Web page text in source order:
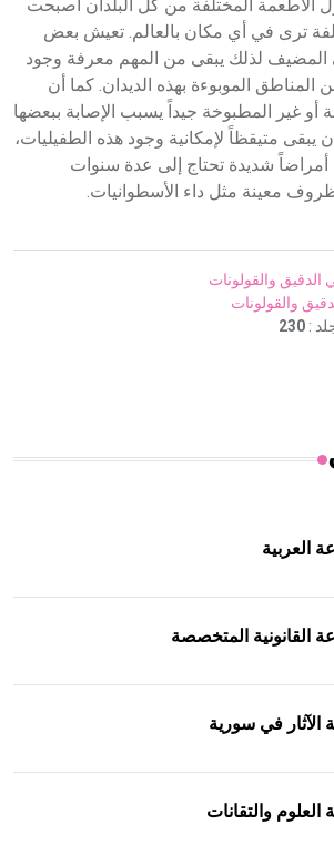
الأطعمة المختلفة من كل البلدان أصبحت
ترى في أي مكان بالعالم. تعيش بعض
المضيف لذلك يبقى من المهم معرفة وجود
الموبوءة بهذه الديدان. كما أن
أو غير المطبوخة جيداً يسبب الإصابة ببعضها
يبقى متيقظاً لإمكانية وجود هذه الطفيليات،
شديدة تحتاج إلى عدة سنوات
معينة مثل داء الأسطوانيات.
والقولونات
والقولونات
:
230
العربية
القانونية المتخصصة
في سورية
والتقانات